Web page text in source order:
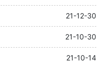
21-12-30
21-10-30
21-10-14